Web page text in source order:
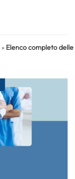
» Elenco completo delle